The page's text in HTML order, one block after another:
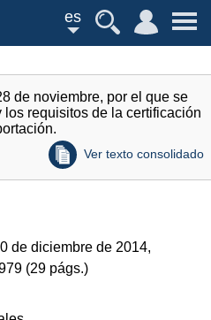
es
de noviembre, por el que se
requisitos de la certificación
Ver texto consolidado
de diciembre de 2014,
(29 págs.)